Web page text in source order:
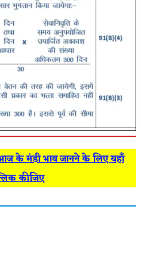
के मंडी भाव जानने के लिए यहाँ
कीजिए